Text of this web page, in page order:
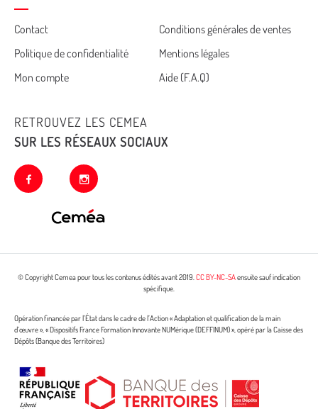
Cemea
footer
Contact
Conditions générales de ventes
Politique de confidentialité
Mentions légales
Mon compte
Aide (F.A.Q)
RETROUVEZ LES CEMEA
SUR LES RÉSEAUX SOCIAUX
facebook instagram
© Copyright Cemea pour tous les contenus édités avant 2019.CC BY-NC-SAensuite sauf indication
spécifique.
Opération financée par l’État dans le cadre de l’Action « Adaptation et qualification de la main
d’œuvre », « Dispositifs France Formation Innovante NUMérique (DEFFINUM) », opéré par la Caisse des
Dépôts (Banque des Territoires)